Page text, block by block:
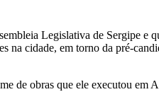
Legislativa de Sergipe e
na cidade, em torno da pré-
de obras que ele executou em